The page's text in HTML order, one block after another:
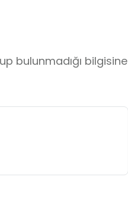
bulunmadığı bilgisine